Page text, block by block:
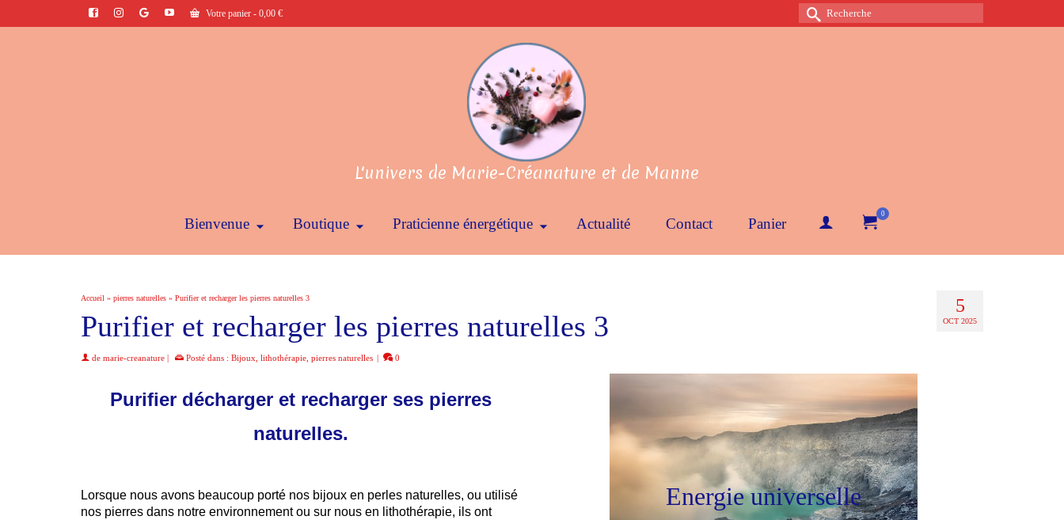
Votre panier - 0,00 € Rechercher :
L'univers de Marie-Créanature et de Manne
Bienvenue Boutique Praticienne énergétique Actualité Contact Panier
0
5
OCT 2025
Accueil » pierres naturelles » Purifier et recharger les pierres naturelles 3
Purifier et recharger les pierres naturelles 3
de marie-creanature | Posté dans : Bijoux lithothérapie pierres naturelles | 0
Purifier décharger et recharger ses pierres
naturelles.
Lorsque nous avons beaucoup porté nos bijoux en perles naturelles, ou utilisé
nos pierres dans notre environnement ou sur nous en lithothérapie, ils ont
Energie universelle